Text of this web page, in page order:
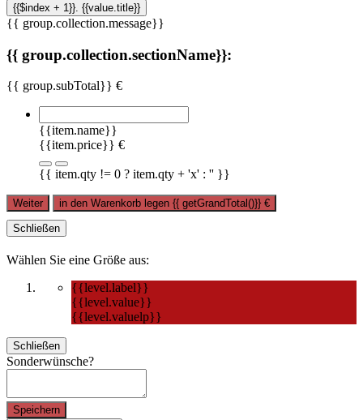
{{$index + 1}}. {{value.title}}
{{ group.collection.message}}
{{ group.collection.sectionName}}:
{{ group.subTotal}} €
{{item.name}}
{{item.price}} €
{{ item.qty != 0 ? item.qty + 'x' : '' }}
Weiter in den Warenkorb legen {{ getGrandTotal()}} €
Schließen
Wählen Sie eine Größe aus:
{{level.label}}
{{level.value}}
{{level.valuelp}}
Schließen
Sonderwünsche?
Speichern